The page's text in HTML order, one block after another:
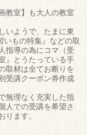
教室】も大人の教室
いようで、たまに東
いもの特集』などの取
指導の為にコマ（受
』とうたっている手
取材は全てお断りを
受講クーポン券作成
無理なく充実した指
人での受講を希望さ
ります。